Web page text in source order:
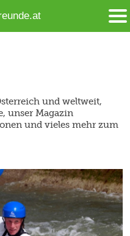
und weltweit,
unser Magazin
und vieles mehr zum